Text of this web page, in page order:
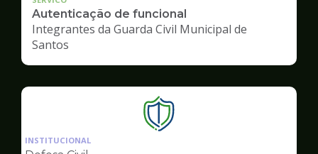
Autenticação de funcional
Integrantes da Guarda Civil Municipal de
Santos
Ilustração
da
INSTITUCIONAL